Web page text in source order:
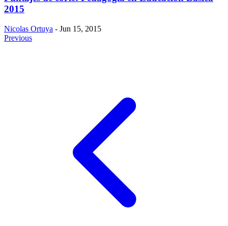
2015
Nicolas Ortuya - Jun 15, 2015
Previous